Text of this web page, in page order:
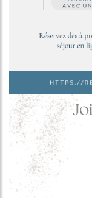
Image